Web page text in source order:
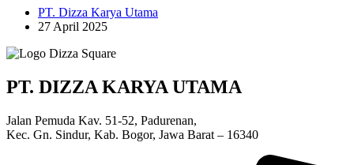
PT. Dizza Karya Utama
27 April 2025
PT. DIZZA KARYA UTAMA
Jalan Pemuda Kav. 51-52, Padurenan,
Kec. Gn. Sindur, Kab. Bogor, Jawa Barat – 16340